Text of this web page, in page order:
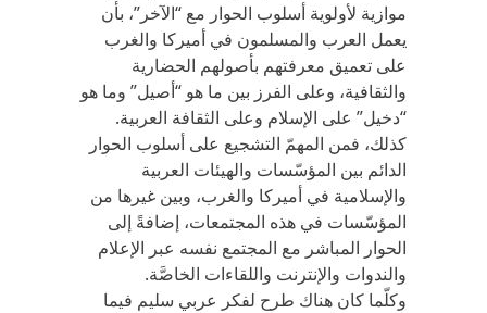
موازية لأولوية أسلوب الحوار مع “الآخر”، بأن
يعمل العرب والمسلمون في أميركا والغرب
على تعميق معرفتهم بأصولهم الحضارية
والثقافية، وعلى الفرز بين ما هو “أصيل” وما هو
“دخيل” على الإسلام وعلى الثقافة العربية.
كذلك، فمن المهمّ التشجيع على أسلوب الحوار
الدائم بين المؤسّسات والهيئات العربية
والإسلامية في أميركا والغرب، وبين غيرها من
المؤسّسات في هذه المجتمعات، إضافةً إلى
الحوار المباشر مع المجتمع نفسه عبر الإعلام
والندوات والإنترنت واللقاءات الخاصَّة.
وكلّما كان هناك طرح لفكر عربي سليم فيما